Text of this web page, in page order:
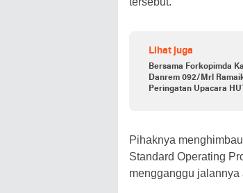
Lihat juga
Bersama Forkopimda
Danrem 092/Mrl
Peringatan Upacara
Pihaknya
Standard Operating
mengganggu jalannya